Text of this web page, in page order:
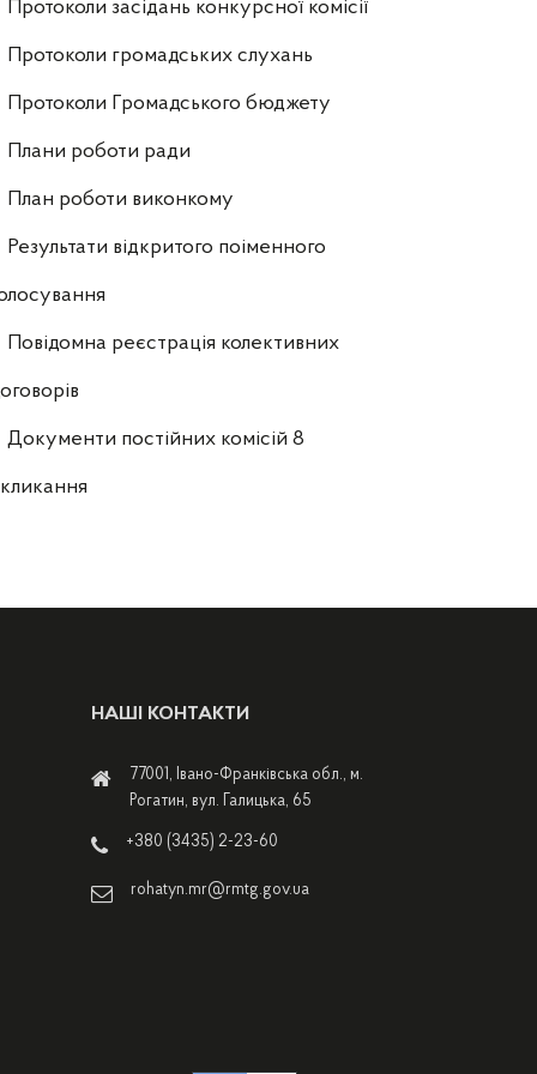
Протоколи засідань конкурсної комісії
Протоколи громадських слухань
Протоколи Громадського бюджету
Плани роботи ради
План роботи виконкому
Результати відкритого поіменного
Повідомна реєстрація колективних
Документи постійних комісій 8
НАШІ КОНТАКТИ
77001, Івано-Франківська обл., м.
Рогатин, вул. Галицька, 65
+380 (3435) 2-23-60
rohatyn.mr@rmtg.gov.ua